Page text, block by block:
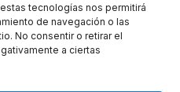
tecnologías nos permitirá
de navegación o las
No consentir o retirar el
a ciertas